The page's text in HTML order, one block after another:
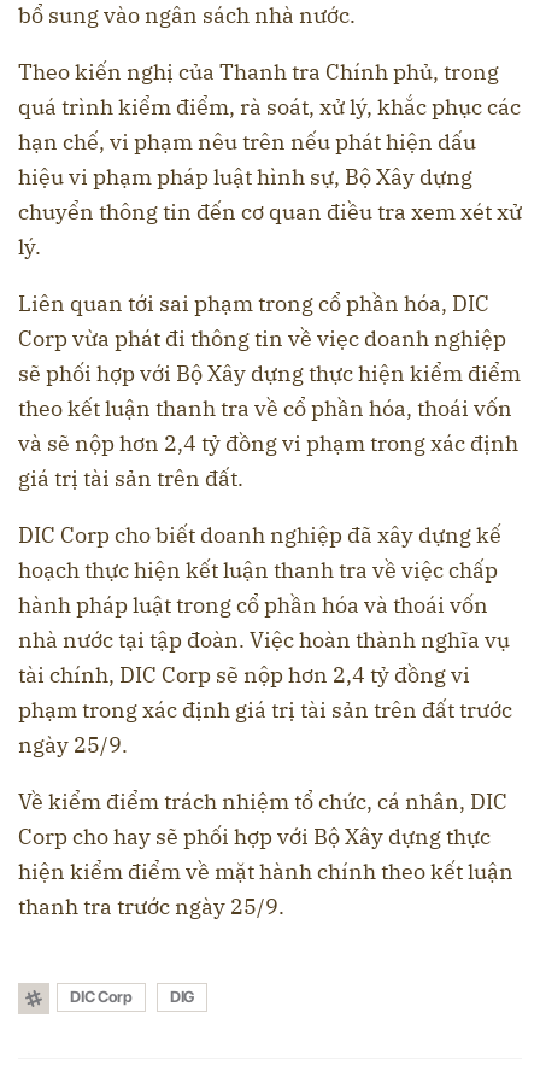
bổ sung vào ngân sách nhà nước.
Theo kiến nghị của Thanh tra Chính phủ, trong
quá trình kiểm điểm, rà soát, xử lý, khắc phục các
hạn chế, vi phạm nêu trên nếu phát hiện dấu
hiệu vi phạm pháp luật hình sự, Bộ Xây dựng
chuyển thông tin đến cơ quan điều tra xem xét xử
lý.
Liên quan tới sai phạm trong cổ phần hóa, DIC
Corp vừa phát đi thông tin về viẹc doanh nghiệp
sẽ phối hợp với Bộ Xây dựng thực hiện kiểm điểm
theo kết luận thanh tra về cổ phần hóa, thoái vốn
và sẽ nộp hơn 2,4 tỷ đồng vi phạm trong xác định
giá trị tài sản trên đất.
DIC Corp cho biết doanh nghiệp đã xây dựng kế
hoạch thực hiện kết luận thanh tra về việc chấp
hành pháp luật trong cổ phần hóa và thoái vốn
nhà nước tại tập đoàn. Việc hoàn thành nghĩa vụ
tài chính, DIC Corp sẽ nộp hơn 2,4 tỷ đồng vi
phạm trong xác định giá trị tài sản trên đất trước
ngày 25/9.
Về kiểm điểm trách nhiệm tổ chức, cá nhân, DIC
Corp cho hay sẽ phối hợp với Bộ Xây dựng thực
hiện kiểm điểm về mặt hành chính theo kết luận
thanh tra trước ngày 25/9.
DIC Corp DIG